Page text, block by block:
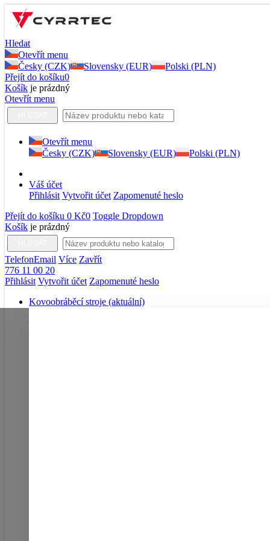
Hledat
Otevřít menu
Česky (CZK)
Slovensky (EUR)
Polski (PLN)
Přejít do košíku0
Košík je prázdný
Otevřít menu
Otevřít menu
Česky (CZK)
Slovensky (EUR) Polski (PLN)
Váš účet
Přihlásit Vytvořit účet Zapomenuté heslo
Přejít do košíku 0 Kč0 Toggle Dropdown
Košík je prázdný
TelefonEmail Více Zavřít
776 11 00 20
Přihlásit Vytvořit účet Zapomenuté heslo
Kovoobráběcí stroje (aktuální)